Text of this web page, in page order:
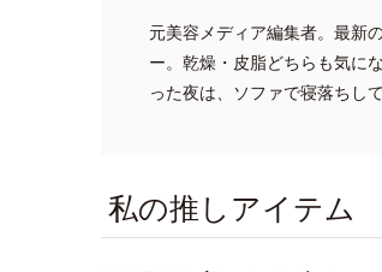
元美容メディア編集者。最新
ー。乾燥・皮脂どちらも気に
った夜は、ソファで寝落ちし
私の推しアイテム